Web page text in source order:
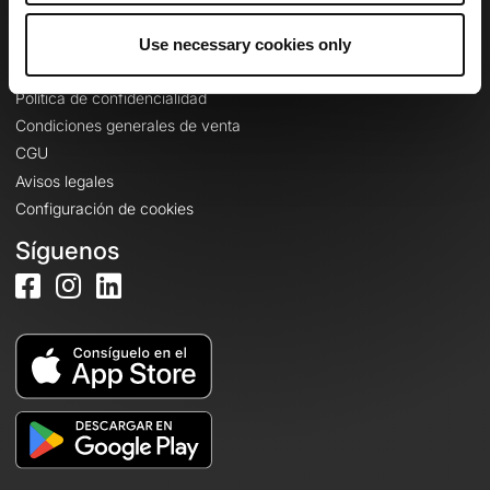
Use necessary cookies only
Política de confidencialidad
Condiciones generales de venta
CGU
Avisos legales
Configuración de cookies
Síguenos